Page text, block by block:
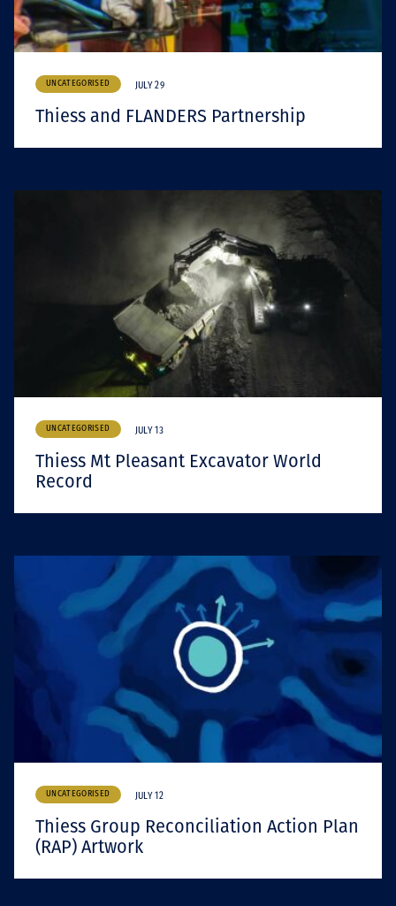
UNCATEGORISED JULY 29
Thiess and FLANDERS Partnership
UNCATEGORISED JULY 13
Thiess Mt Pleasant Excavator World
Record
UNCATEGORISED JULY 12
Thiess Group Reconciliation Action Plan
(RAP) Artwork